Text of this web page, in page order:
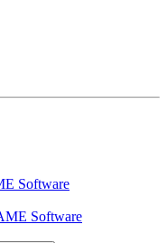
Software
Software